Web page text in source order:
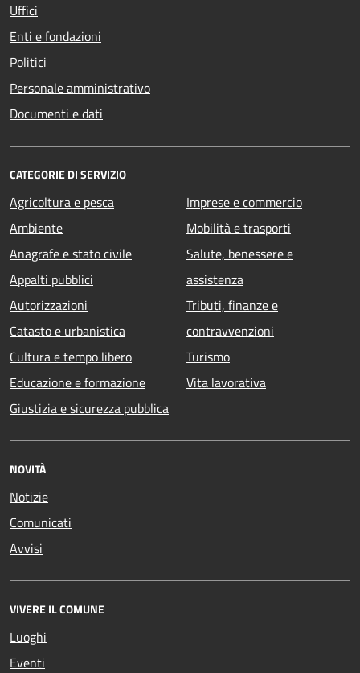
Uffici
Enti e fondazioni
Politici
Personale amministrativo
Documenti e dati
CATEGORIE DI SERVIZIO
Agricoltura e pesca
Ambiente
Anagrafe e stato civile
Appalti pubblici
Autorizzazioni
Catasto e urbanistica
Cultura e tempo libero
Educazione e formazione
Giustizia e sicurezza pubblica
Imprese e commercio
Mobilità e trasporti
Salute, benessere e
assistenza
Tributi, finanze e
contravvenzioni
Turismo
Vita lavorativa
NOVITÀ
Notizie
Comunicati
Avvisi
VIVERE IL COMUNE
Luoghi
Eventi